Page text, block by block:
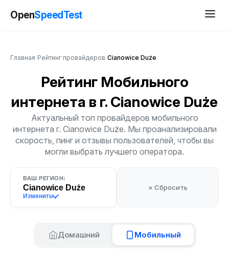
OpenSpeedTest
Главная Рейтинг провайдеров Cianowice Duże
Рейтинг Мобильного
интернета в г. Cianowice Duże
Актуальный топ провайдеров мобильного
интернета г. Cianowice Duże. Мы проанализировали
скорость, пинг и отзывы пользователей, чтобы вы
могли выбрать лучшего оператора.
ВАШ РЕГИОН:
Cianowice Duże
Изменить
× Сбросить
Домашний Мобильный